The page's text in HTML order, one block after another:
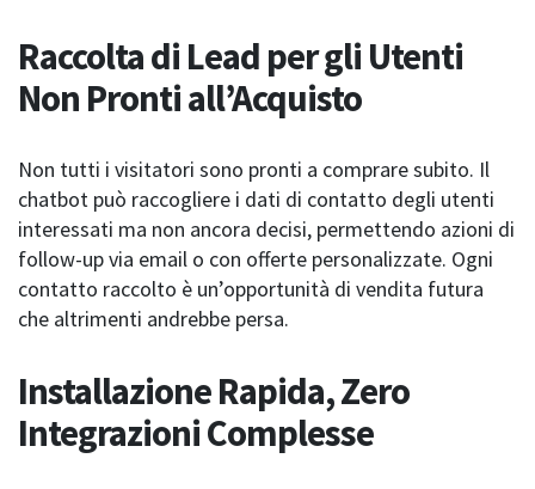
Raccolta di Lead per gli Utenti
Non Pronti all’Acquisto
Non tutti i visitatori sono pronti a comprare subito. Il
chatbot può raccogliere i dati di contatto degli utenti
interessati ma non ancora decisi, permettendo azioni di
follow-up via email o con offerte personalizzate. Ogni
contatto raccolto è un’opportunità di vendita futura
che altrimenti andrebbe persa.
Installazione Rapida, Zero
Integrazioni Complesse